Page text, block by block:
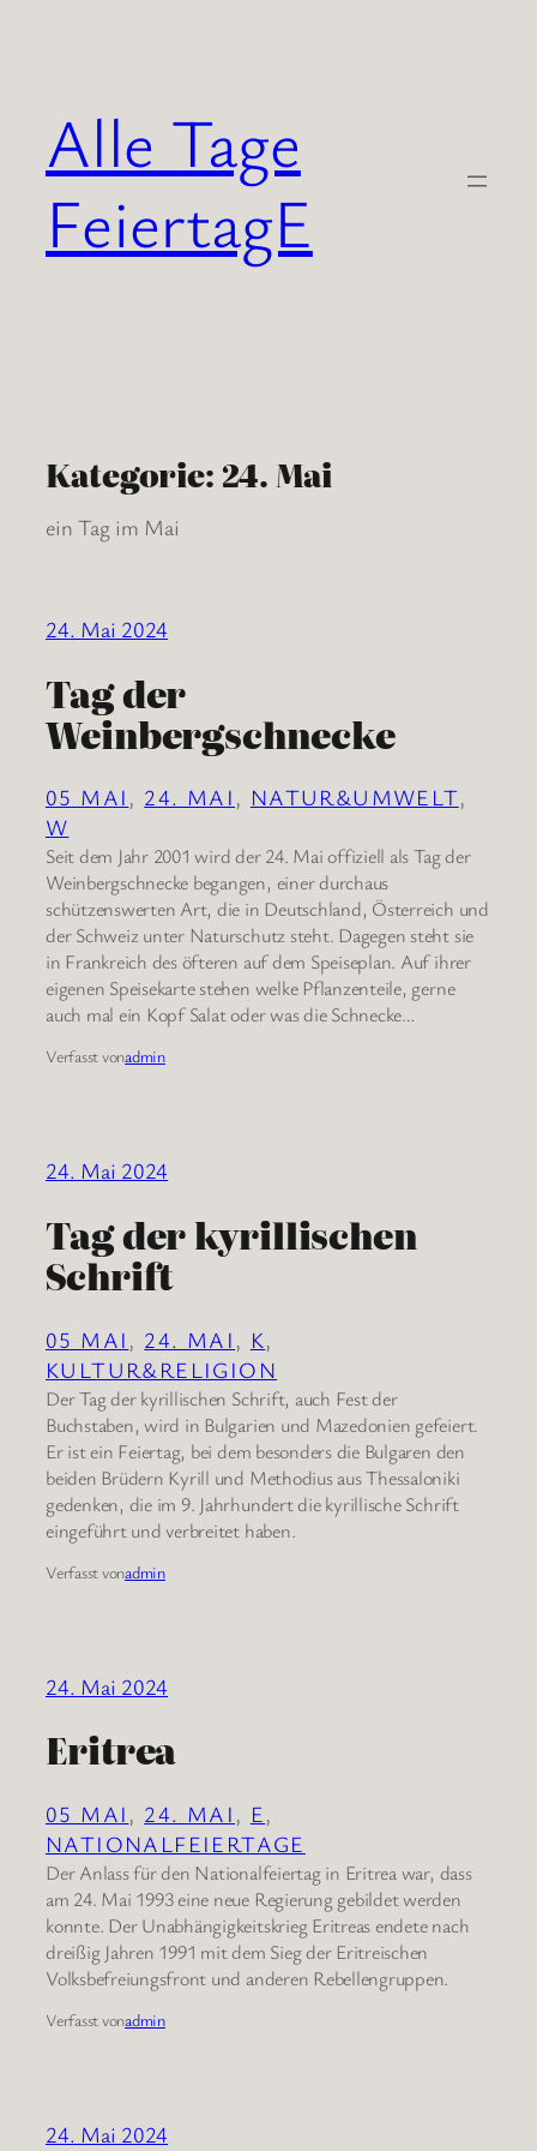
Alle Tage
FeiertagE
Kategorie: 24. Mai
ein Tag im Mai
24. Mai 2024
Tag der
Weinbergschnecke
05 MAI , 24. MAI , NATUR&UMWELT
W
Seit dem Jahr 2001 wird der 24. Mai offiziell als Tag der
Weinbergschnecke begangen, einer durchaus
schützenswerten Art, die in Deutschland, Österreich und
der Schweiz unter Naturschutz steht. Dagegen steht sie
in Frankreich des öfteren auf dem Speiseplan. Auf ihrer
eigenen Speisekarte stehen welke Pflanzenteile, gerne
auch mal ein Kopf Salat oder was die Schnecke…
Verfasst vonadmin
24. Mai 2024
Tag der kyrillischen
Schrift
05 MAI , 24. MAI , K
KULTUR&RELIGION
Der Tag der kyrillischen Schrift, auch Fest der
Buchstaben, wird in Bulgarien und Mazedonien gefeiert.
Er ist ein Feiertag, bei dem besonders die Bulgaren den
beiden Brüdern Kyrill und Methodius aus Thessaloniki
gedenken, die im 9. Jahrhundert die kyrillische Schrift
eingeführt und verbreitet haben.
Verfasst vonadmin
24. Mai 2024
Eritrea
05 MAI , 24. MAI , E
NATIONALFEIERTAGE
Der Anlass für den Nationalfeiertag in Eritrea war, dass
am 24. Mai 1993 eine neue Regierung gebildet werden
konnte. Der Unabhängigkeitskrieg Eritreas endete nach
dreißig Jahren 1991 mit dem Sieg der Eritreischen
Volksbefreiungsfront und anderen Rebellengruppen.
Verfasst vonadmin
24. Mai 2024